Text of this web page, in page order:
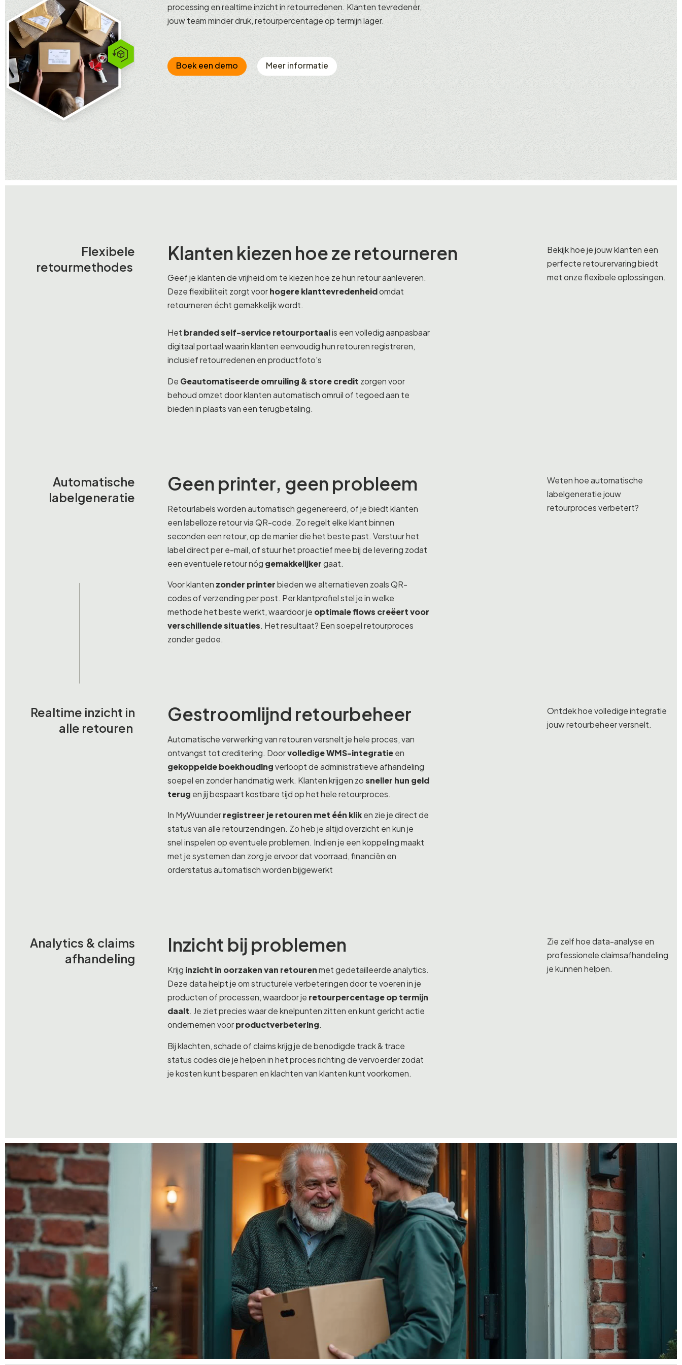
processing en realtime inzicht in retourredenen. Klanten tevredener,
jouw team minder druk, retourpercentage op termijn lager.
Boek een demo Meer informatie
Flexibele
retourmethodes
Klanten kiezen hoe ze retourneren
Geef je klanten de vrijheid om te kiezen hoe ze hun retour aanleveren.
Deze flexibiliteit zorgt voor hogere klanttevredenheidomdat
retourneren écht gemakkelijk wordt.
Het branded self-service retourportaalis een volledig aanpasbaar
digitaal portaal waarin klanten eenvoudig hun retouren registreren,
inclusief retourredenen en productfoto's
De Geautomatiseerde omruiling & store credit zorgen voor
behoud omzet door klanten automatisch omruil of tegoed aan te
bieden in plaats van een terugbetaling.
Bekijk hoe je jouw klanten een
perfecte retourervaring biedt
met onze flexibele oplossingen.
Automatische
labelgeneratie
Geen printer, geen probleem
Retourlabels worden automatisch gegenereerd, of je biedt klanten
een labelloze retour via QR-code. Zo regelt elke klant binnen
seconden een retour, op de manier die het beste past. Verstuur het
label direct per e-mail, of stuur het proactief mee bij de levering zodat
een eventuele retour nóg gemakkelijker gaat.
Voor klanten zonder printer bieden we alternatieven zoals QR-
codes of verzending per post. Per klantprofiel stel je in welke
methode het beste werkt, waardoor je optimale flows creëert voor
verschillende situaties. Het resultaat? Een soepel retourproces
zonder gedoe.
Weten hoe automatische
labelgeneratie jouw
retourproces verbetert?
Realtime inzicht in
alle retouren
Gestroomlijnd retourbeheer
Automatische verwerking van retouren versnelt je hele proces, van
ontvangst tot creditering. Doorvolledige WMS-integratie en
gekoppelde boekhouding verloopt de administratieve afhandeling
soepel en zonder handmatig werk. Klanten krijgen zo sneller hun geld
terug en jij bespaart kostbare tijd op het hele retourproces.
In MyWuunder registreer je retouren met één klik en zie je direct de
status van alle retourzendingen. Zo heb je altijd overzicht en kun je
snel inspelen op eventuele problemen. Indien je een koppeling maakt
met je systemen dan zorg je ervoor dat voorraad, financiën en
orderstatus automatisch worden bijgewerkt
Ontdek hoe volledige integratie
jouw retourbeheer versnelt.
Analytics & claims
afhandeling
Inzicht bij problemen
Krijg inzicht in oorzaken van retouren met gedetailleerde analytics.
Deze data helpt je om structurele verbeteringen door te voeren in je
producten of processen, waardoor je retourpercentage op termijn
daalt. Je ziet precies waar de knelpunten zitten en kunt gericht actie
ondernemen voor productverbetering.
Bij klachten, schade of claims krijg je de benodigde track & trace
status codes die je helpen in het proces richting de vervoerder zodat
je kosten kunt besparen en klachten van klanten kunt voorkomen.
Zie zelf hoe data-analyse en
professionele claimsafhandeling
je kunnen helpen.